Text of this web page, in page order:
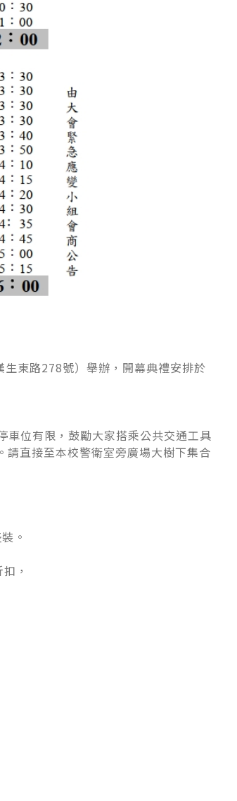
東路278號）舉辦，開幕典禮安排於
位有限，鼓勵大家搭乘公共交通工具
直接至本校警衛室旁廣場大樹下集合
。
，